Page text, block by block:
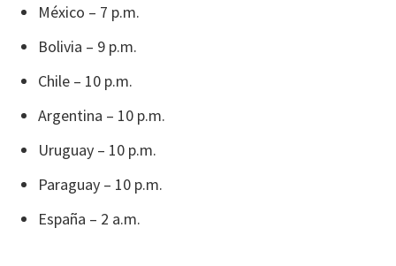
México – 7 p.m.
Bolivia – 9 p.m.
Chile – 10 p.m.
Argentina – 10 p.m.
Uruguay – 10 p.m.
Paraguay – 10 p.m.
España – 2 a.m.